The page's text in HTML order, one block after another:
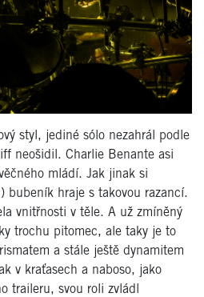
styl, jediné sólo nezahrál podle
neošidil. Charlie Benante asi
mládí. Jak jinak si
bubeník hraje s takovou razancí.
vnitřnosti v těle. A už zmíněný
trochu pitomec, ale taky je to
a stále ještě dynamitem
v kraťasech a naboso, jako
traileru, svou roli zvládl